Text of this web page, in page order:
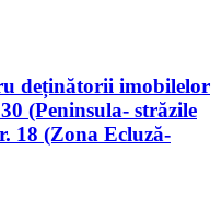
deținătorii imobilelor
(Peninsula- străzile
18 (Zona Ecluză-